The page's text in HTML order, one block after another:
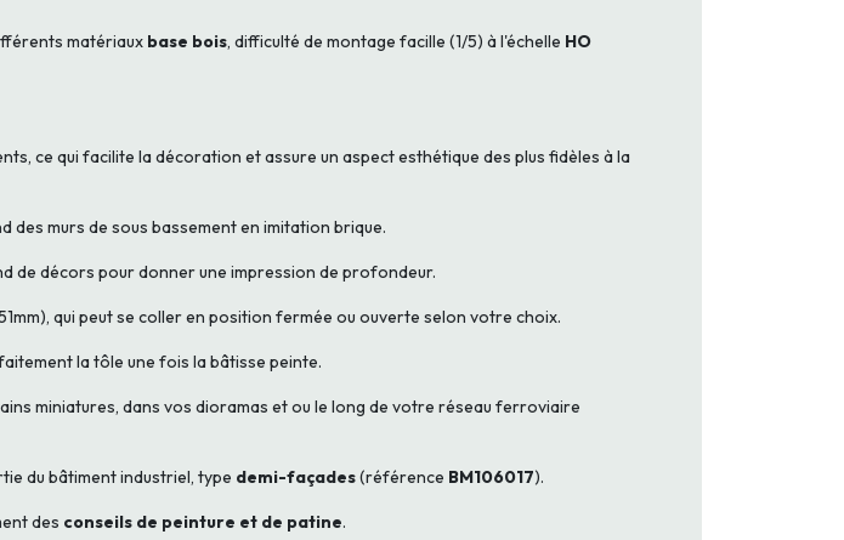
matériaux base bois, difficulté de montage facille (1/5) à l'échelle HO
ce qui facilite la décoration et assure un aspect esthétique des plus fidèles à la
des murs de sous bassement en imitation brique.
de décors pour donner une impression de profondeur.
qui peut se coller en position fermée ou ouverte selon votre choix.
la tôle une fois la bâtisse peinte.
miniatures, dans vos dioramas et ou le long de votre réseau ferroviaire
du bâtiment industriel, type demi-façades(référence BM106017).
des conseils de peinture et de patine.